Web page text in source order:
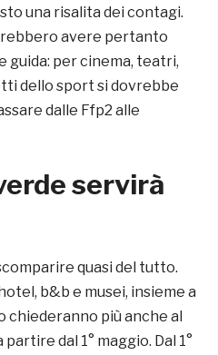
una risalita dei contagi.
avere pertanto
guida: per cinema, teatri,
dello sport si dovrebbe
dalle Ffp2 alle
servirà
quasi del tutto.
b&b e musei, insieme a
chiederanno più anche al
dal 1° maggio. Dal 1°